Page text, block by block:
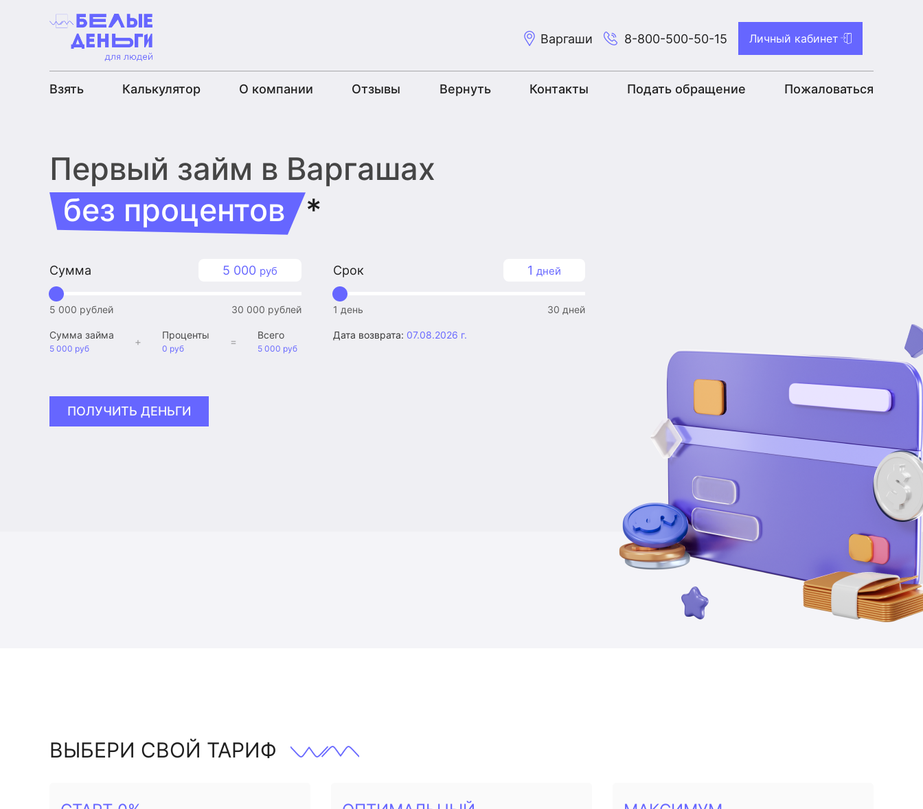
Варгаши 8-800-500-50-15 Личный кабинет
Взять Калькулятор О компании Отзывы Вернуть Контакты Подать обращение Пожаловаться
Первый займ в Варгашах
без процентов
*
5 000 руб
Сумма
5 000 рублей 30 000 рублей
1 дней
Срок
1 день 30 дней
Сумма займа
5 000 руб
+
Проценты
0 руб
=
Всего
5 000 руб
Дата возврата: 07.08.2026 г.
ПОЛУЧИТЬ ДЕНЬГИ
ВЫБЕРИ СВОЙ ТАРИФ